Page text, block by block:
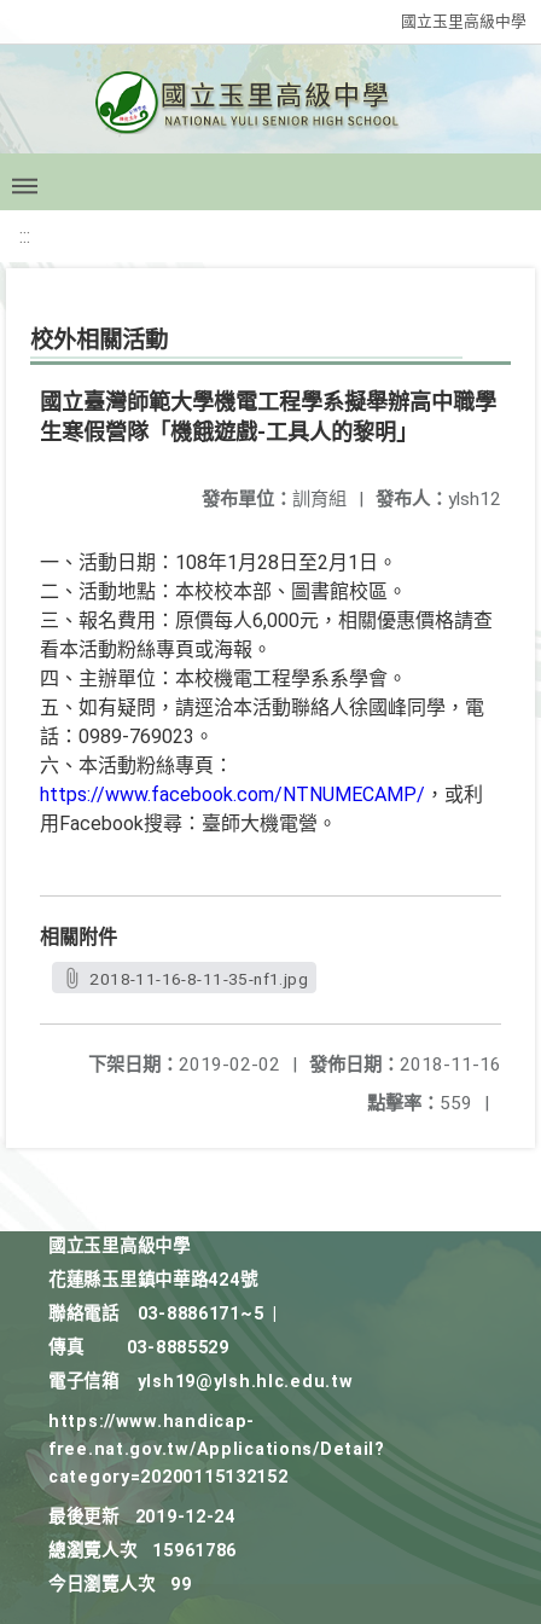
國立玉里高級中學
:::
校外相關活動
國立臺灣師範大學機電工程學系擬舉辦高中職學
生寒假營隊「機餓遊戲-工具人的黎明」
發布人： ylsh12
發布單位： 訓育組 |
一、活動日期：108年1月28日至2月1日。
二、活動地點：本校校本部、圖書館校區。
三、報名費用：原價每人6,000元，相關優惠價格請查
看本活動粉絲專頁或海報。
四、主辦單位：本校機電工程學系系學會。
五、如有疑問，請逕洽本活動聯絡人徐國峰同學，電
話：0989-769023。
六、本活動粉絲專頁：
https://www.facebook.com/NTNUMECAMP/ ，或利
用Facebook搜尋：臺師大機電營。
相關附件
2018-11-16-8-11-35-nf1.jpg
發佈日期： 2018-11-16
下架日期： 2019-02-02
|
點擊率： 559 |
國立玉里高級中學
花蓮縣玉里鎮中華路424號
聯絡電話
03-8886171~5
傳真
03-8885529
電子信箱
ylsh19@ylsh.hlc.edu.tw
https://www.handicap-
free.nat.gov.tw/Applications/Detail?
category=20200115132152
最後更新
2019-12-24
總瀏覽人次
15961786
今日瀏覽人次
99